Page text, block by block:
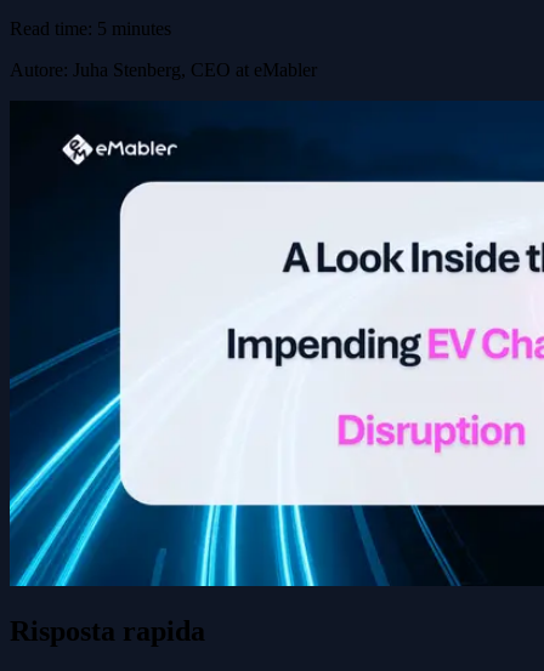
Read time: 5 minutes
Autore: Juha Stenberg, CEO at eMabler
Risposta rapida